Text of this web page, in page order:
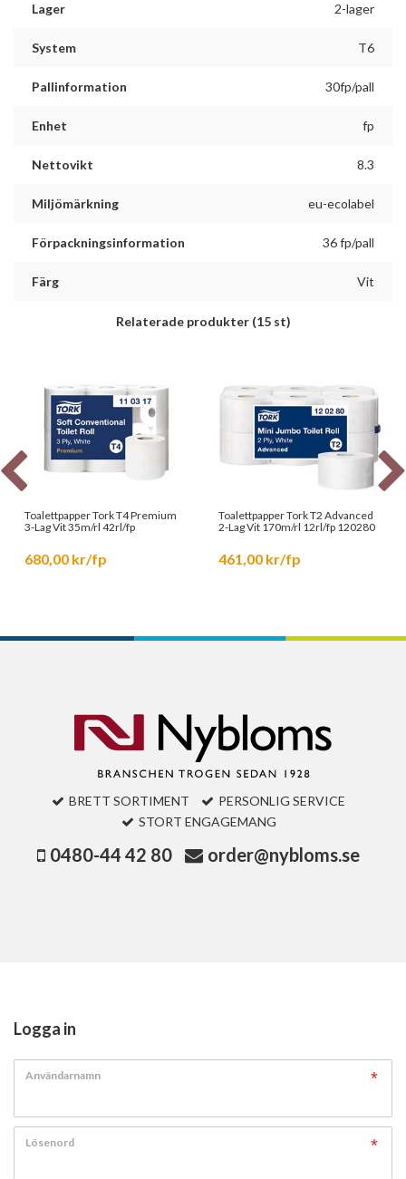
Lager 2-lager
System T6
Pallinformation 30fp/pall
Enhet fp
Nettovikt 8.3
Miljömärkning eu-ecolabel
Förpackningsinformation 36 fp/pall
Färg Vit
Relaterade produkter (15 st)
Toalettpapper Tork T4 Premium
3-Lag Vit 35m/rl 42rl/fp
680,00 kr/fp
Toalettpapper Tork T2 Advanced
2-Lag Vit 170m/rl 12rl/fp 120280
461,00 kr/fp
BRETT SORTIMENT
PERSONLIG SERVICE
STORT ENGAGEMANG
0480-44 42 80 order@nybloms.se
Logga in
Användarnamn
Lösenord